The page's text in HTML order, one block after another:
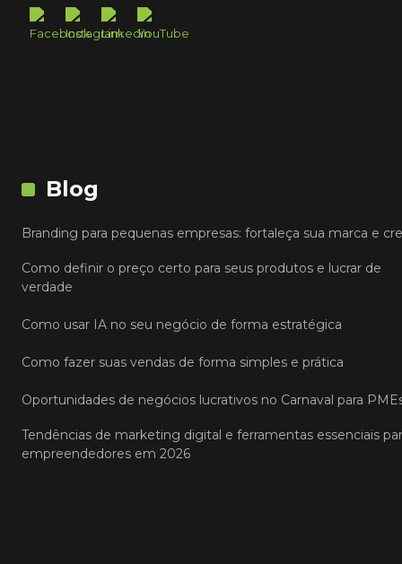
Blog
Branding para pequenas empresas: fortaleça sua marca e
Como definir o preço certo para seus produtos e lucrar de
verdade
Como usar IA no seu negócio de forma estratégica
Como fazer suas vendas de forma simples e prática
Oportunidades de negócios lucrativos no Carnaval para
Tendências de marketing digital e ferramentas essenciais
empreendedores em 2026